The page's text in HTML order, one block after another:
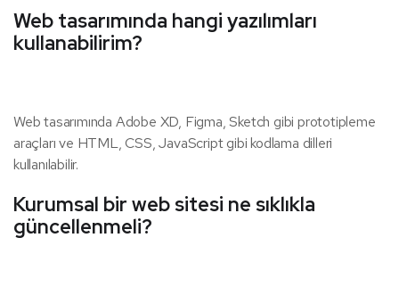
Web tasarımında hangi yazılımları
kullanabilirim?
Web tasarımında Adobe XD, Figma, Sketch gibi prototipleme
araçları ve HTML, CSS, JavaScript gibi kodlama dilleri
kullanılabilir.
Kurumsal bir web sitesi ne sıklıkla
güncellenmeli?